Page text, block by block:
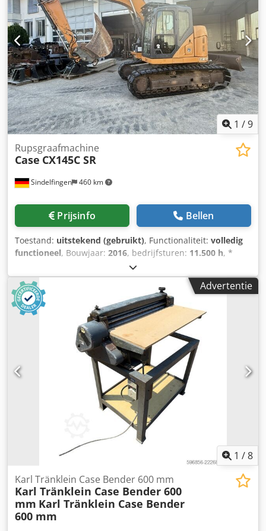
1 /9
Sindelfingen 460 km
Rupsgraafmachine
Case CX145C SR
Prijsinfo Bellen
Toestand: uitstekend (gebruikt), Functionaliteit: volledig
functioneel, Bouwjaar: 2016, bedrijfsturen: 11.500 h, *
11.500 bedrijfsuren * Bedrijfsgewicht 15.700 kg Chjdpfx
Aey Rm H Eoizea * Motorvermogen 77 kW * Roadliner *
hydraulische snelwissel * airconditioning
Advertentie
1 /8
Karl Tränklein Case Bender 600 mm
Karl Tränklein Case Bender 600
mm Karl Tränklein Case Bender
600 mm